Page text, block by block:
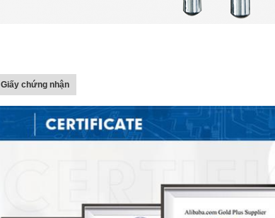
Giấy chứng nhận